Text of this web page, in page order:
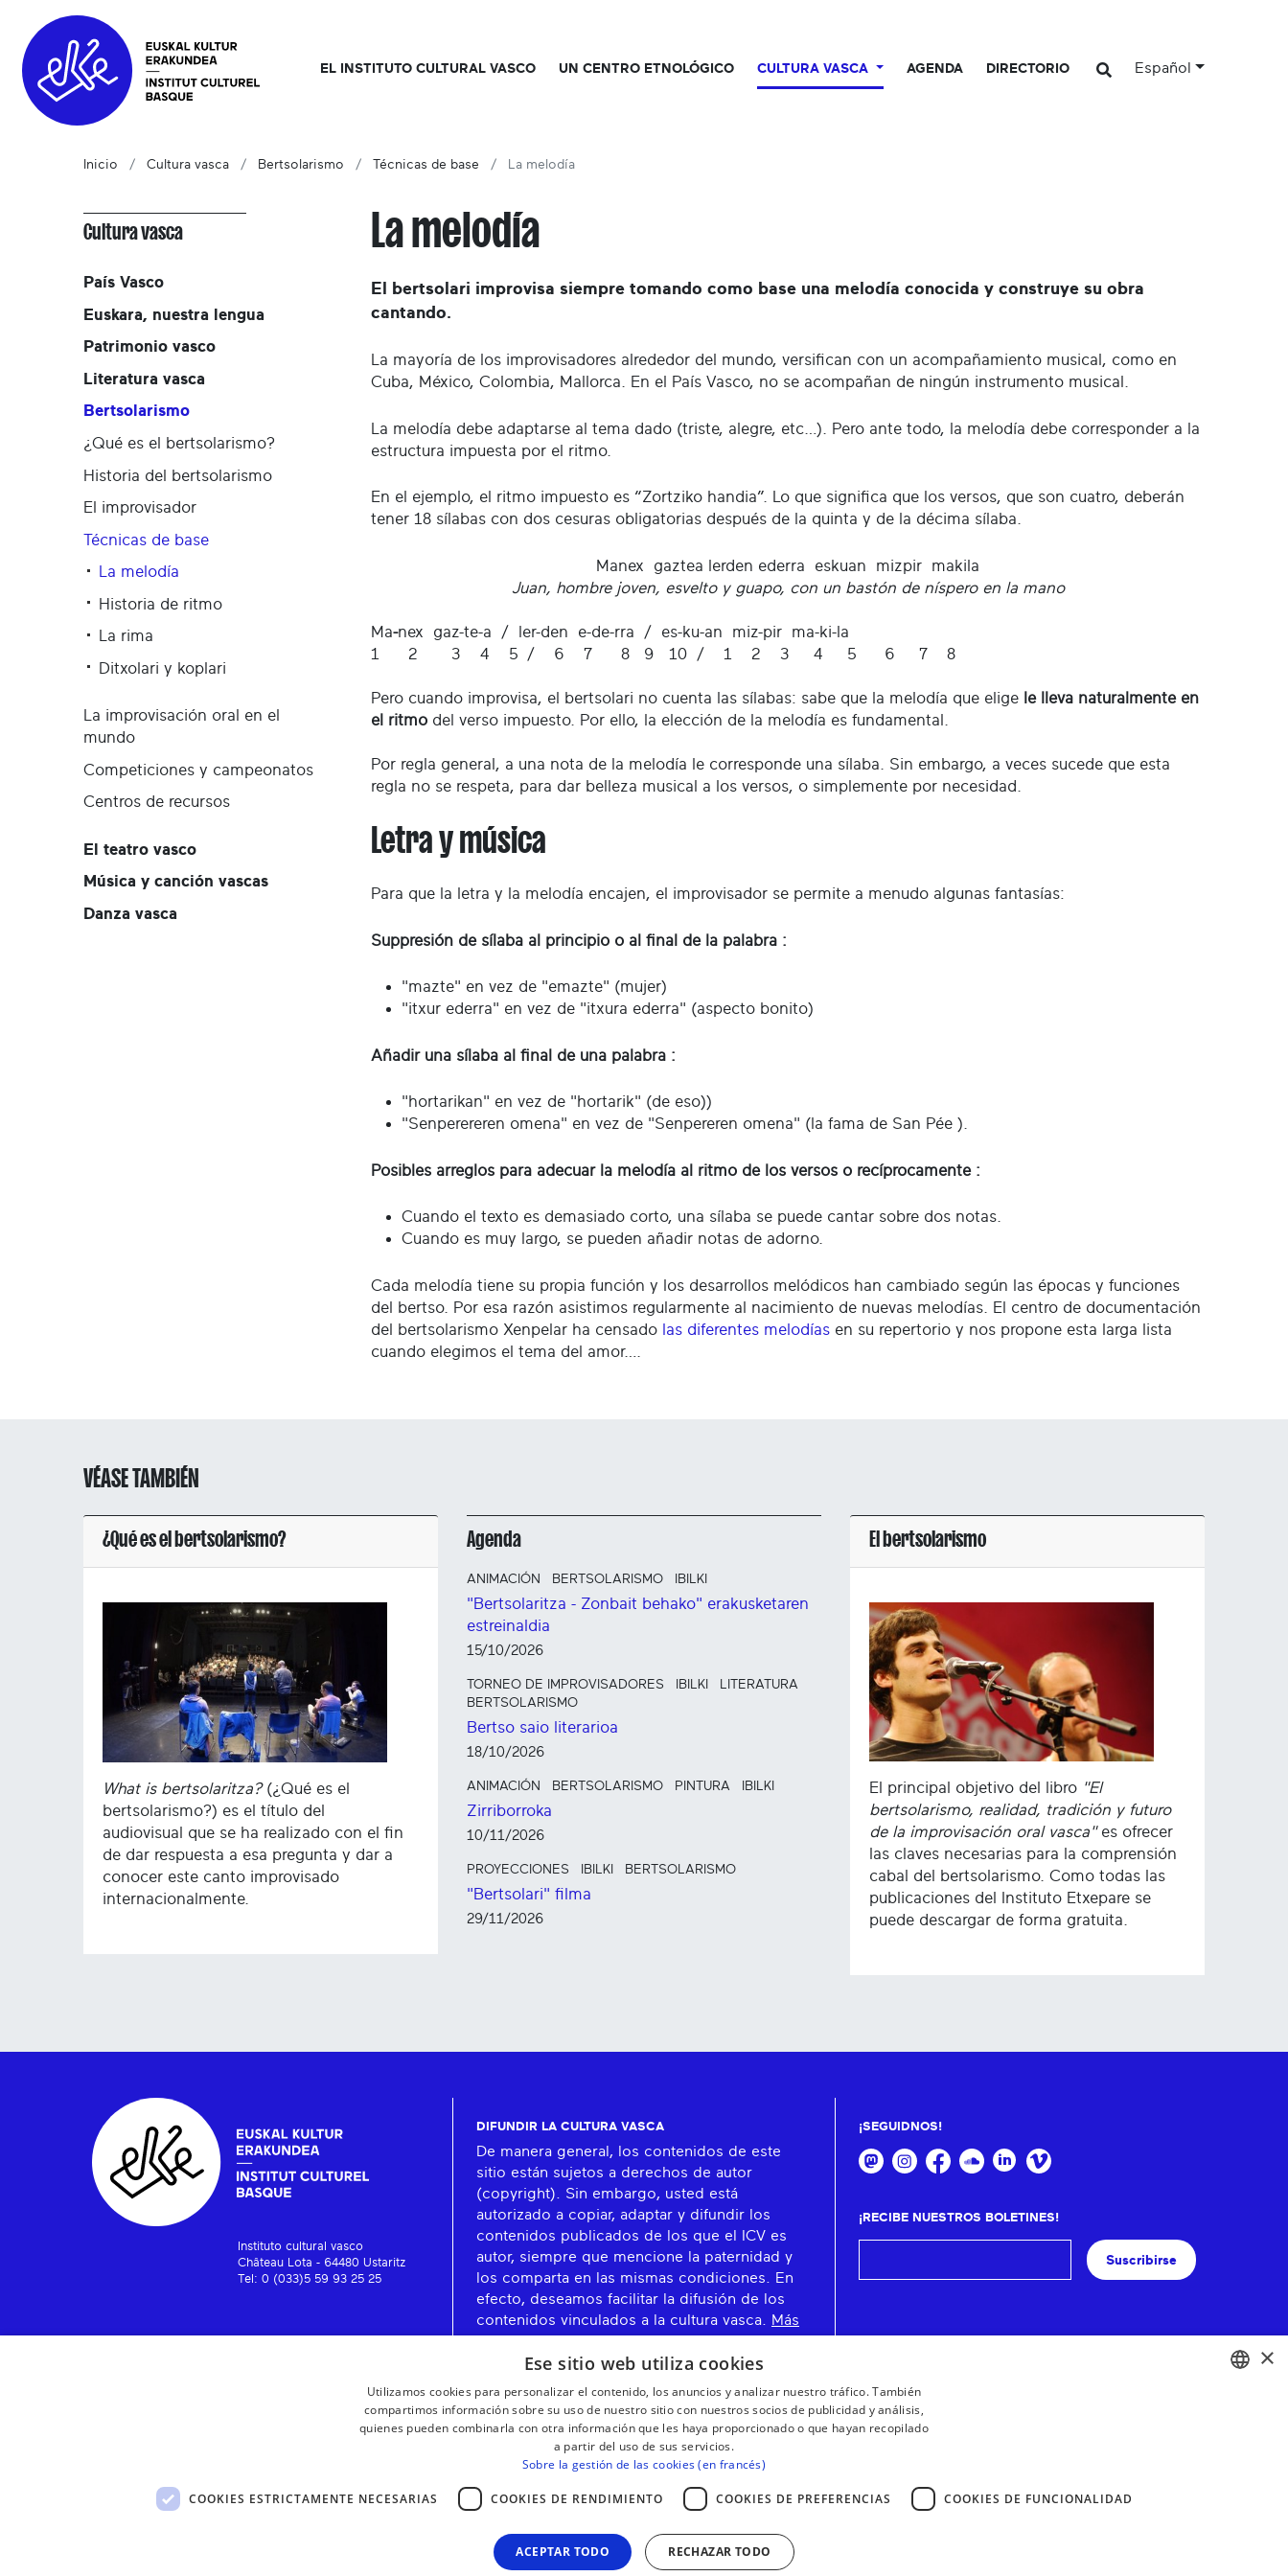
EL INSTITUTO CULTURAL VASCO UN CENTRO ETNOLÓGICO CULTURA VASCA AGENDA DIRECTORIO Español
Inicio Cultura vasca Bertsolarismo Técnicas de base La melodía
La melodía
El bertsolari improvisa siempre tomando como base una melodía conocida y construye su obra
cantando.
La mayoría de los improvisadores alrededor del mundo, versifican con un acompañamiento musical, como en
Cuba, México, Colombia, Mallorca. En el País Vasco, no se acompañan de ningún instrumento musical.
La melodía debe adaptarse al tema dado (triste, alegre, etc…). Pero ante todo, la melodía debe corresponder a la
estructura impuesta por el ritmo.
En el ejemplo, el ritmo impuesto es “Zortziko handia”. Lo que significa que los versos, que son cuatro, deberán
tener 18 sílabas con dos cesuras obligatorias después de la quinta y de la décima sílaba.
Manex gaztea lerden ederra eskuan mizpir makila
Juan, hombre joven, esvelto y guapo, con un bastón de níspero en la mano
Ma-nex gaz-te-a / ler-den e-de-rra / es-ku-an miz-pir ma-ki-la
1 2 3 4 5 / 6 7 8 9 10 / 1 2 3 4 5 6 7 8
Pero cuando improvisa, el bertsolari no cuenta las sílabas: sabe que la melodía que elige le lleva naturalmente en
el ritmo del verso impuesto. Por ello, la elección de la melodía es fundamental.
Por regla general, a una nota de la melodía le corresponde una sílaba. Sin embargo, a veces sucede que esta
regla no se respeta, para dar belleza musical a los versos, o simplemente por necesidad.
Letra y música
Para que la letra y la melodía encajen, el improvisador se permite a menudo algunas fantasías:
Suppresión de sílaba al principio o al final de la palabra :
"mazte" en vez de "emazte" (mujer)
"itxur ederra" en vez de "itxura ederra" (aspecto bonito)
Añadir una sílaba al final de una palabra :
"hortarikan" en vez de "hortarik" (de eso))
"Senperereren omena" en vez de "Senpereren omena" (la fama de San Pée ).
Posibles arreglos para adecuar la melodía al ritmo de los versos o recíprocamente :
Cuando el texto es demasiado corto, una sílaba se puede cantar sobre dos notas.
Cuando es muy largo, se pueden añadir notas de adorno.
Cada melodía tiene su propia función y los desarrollos melódicos han cambiado según las épocas y funciones
del bertso. Por esa razón asistimos regularmente al nacimiento de nuevas melodías. El centro de documentación
del bertsolarismo Xenpelar ha censado las diferentes melodías en su repertorio y nos propone esta larga lista
cuando elegimos el tema del amor….
Cultura vasca
País Vasco
Euskara, nuestra lengua
Patrimonio vasco
Literatura vasca
Bertsolarismo
¿Qué es el bertsolarismo?
Historia del bertsolarismo
El improvisador
Técnicas de base
La melodía
Historia de ritmo
La rima
Ditxolari y koplari
La improvisación oral en el
mundo
Competiciones y campeonatos
Centros de recursos
El teatro vasco
Música y canción vascas
Danza vasca
VÉASE TAMBIÉN
¿Qué es el bertsolarismo?
What is bertsolaritza?(¿Qué es el
bertsolarismo?) es el título del
audiovisual que se ha realizado con el fin
de dar respuesta a esa pregunta y dar a
conocer este canto improvisado
internacionalmente.
Agenda
ANIMACIÓN BERTSOLARISMO IBILKI
"Bertsolaritza - Zonbait behako" erakusketaren
estreinaldia
15/10/2026
TORNEO DE IMPROVISADORES IBILKI
LITERATURA
BERTSOLARISMO
Bertso saio literarioa
18/10/2026
ANIMACIÓN BERTSOLARISMO PINTURA IBILKI
Zirriborroka
10/11/2026
PROYECCIONES IBILKI BERTSOLARISMO
"Bertsolari" filma
29/11/2026
El bertsolarismo
El principal objetivo del libro "El
bertsolarismo, realidad, tradición y futuro
de la improvisación oral vasca"es ofrecer
las claves necesarias para la comprensión
cabal del bertsolarismo. Como todas las
publicaciones del Instituto Etxepare se
puede descargar de forma gratuita.
Instituto cultural vasco
Château Lota - 64480 Ustaritz
Tel: 0 (033)5 59 93 25 25
DIFUNDIR LA CULTURA VASCA
De manera general, los contenidos de este
sitio están sujetos a derechos de autor
(copyright). Sin embargo, usted está
autorizado a copiar, adaptar y difundir los
contenidos publicados de los que el ICV es
autor, siempre que mencione la paternidad y
los comparta en las mismas condiciones. En
efecto, deseamos facilitar la difusión de los
contenidos vinculados a la cultura vasca.
Más
¡SEGUIDNOS!
¡RECIBE NUESTROS BOLETINES!
Suscribirse
×
Ese sitio web utiliza cookies
Utilizamos cookies para personalizar el contenido, los anuncios y analizar nuestro tráfico. También
compartimos información sobre su uso de nuestro sitio con nuestros socios de publicidad y análisis,
quienes pueden combinarla con otra información que les haya proporcionado o que hayan recopilado
a partir del uso de sus servicios.
Sobre la gestión de las cookies (en francés)
COOKIES ESTRICTAMENTE NECESARIAS COOKIES DE RENDIMIENTO COOKIES DE PREFERENCIAS COOKIES DE FUNCIONALIDAD
ACEPTAR TODO RECHAZAR TODO